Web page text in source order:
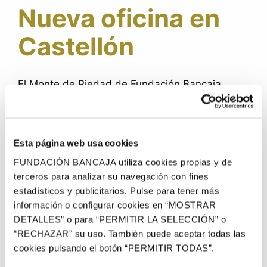
Esta página web usa cookies
FUNDACIÓN BANCAJA utiliza cookies propias y de
terceros para analizar su navegación con fines
estadísticos y publicitarios. Pulse para tener más
información o configurar cookies en “MOSTRAR
DETALLES” o para “PERMITIR LA SELECCIÓN” o
“RECHAZAR" su uso. También puede aceptar todas las
cookies pulsando el botón “PERMITIR TODAS”.
Nueva oficina en
Castellón
El Monte de Piedad de Fundación Bancaja
inaugura una oficina en Castellón, desde la que
mediano importe.
La nueva oficina permite recuperar el servicio
del Monte de Piedad en Castellón, que no
dispone desde hace dos décadas de esta
alternativa de financiación.
La oficina castellonense del Monte de Piedad,